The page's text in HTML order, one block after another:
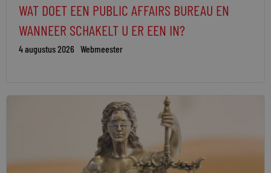
WAT DOET EEN PUBLIC AFFAIRS BUREAU EN
WANNEER SCHAKELT U ER EEN IN?
4 augustus 2026 Webmeester